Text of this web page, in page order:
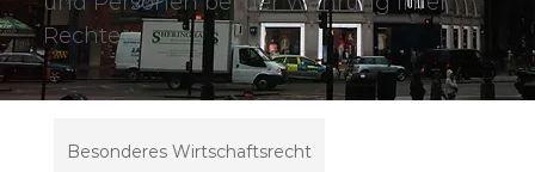
Rechte.
Besonderes Wirtschaftsrecht